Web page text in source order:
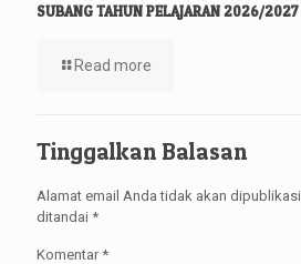
SUBANG TAHUN PELAJARAN 2026/
Read more
Tinggalkan Balasan
Alamat email Anda tidak akan
ditandai *
Komentar *